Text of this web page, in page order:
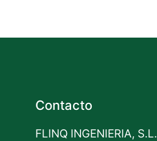
Contacto
FLINQ INGENIERIA, S.L.